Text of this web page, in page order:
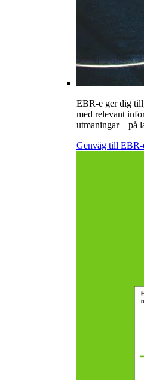
EBR-e ger dig
med relevant
utmaningar – på
Genväg till EBR-